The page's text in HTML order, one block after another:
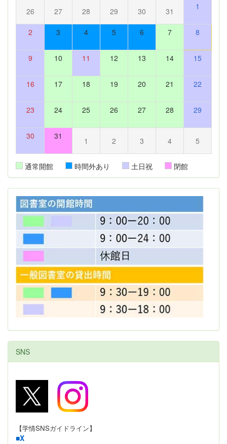
26 27 28 29 30 31 1
2 3 4 5 6 7 8
9 10 11 12 13 14 15
16 17 18 19 20 21 22
23 24 25 26 27 28 29
30 31 1 2 3 4 5
通常開館 時間外あり 土日祝 閉館
SNS
【学情SNSガイドライン】
■X